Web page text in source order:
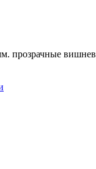
прозрачные